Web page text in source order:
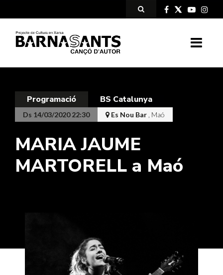
Programació BS Catalunya
Ds 14/03/2020 22:30 Es Nou Bar , Maó
MARIA JAUME
MARTORELL a Maó